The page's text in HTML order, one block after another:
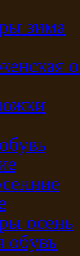
зима
осень
обувь